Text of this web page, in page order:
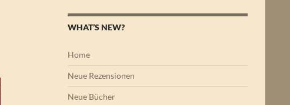
WHAT’S NEW?
Home
Neue Rezensionen
Neue Bücher